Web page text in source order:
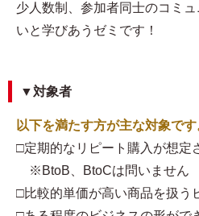
少人数制、参加者同士のコミ
いと学びあうゼミです！
▼対象者
以下を満たす方が主な対象です
□定期的なリピート購入が想定
※BtoB、BtoCは問いません
□比較的単価が高い商品を扱う